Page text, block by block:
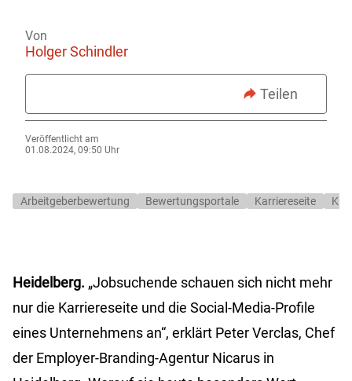
Von
Holger Schindler
Teilen
Veröffentlicht am
01.08.2024, 09:50 Uhr
Arbeitgeberbewertung Bewertungsportale Karriereseite
Heidelberg. „Jobsuchende schauen sich nicht mehr
nur die Karriereseite und die Social-Media-Profile
eines Unternehmens an“, erklärt Peter Verclas, Chef
der Employer-Branding-Agentur Nicarus in